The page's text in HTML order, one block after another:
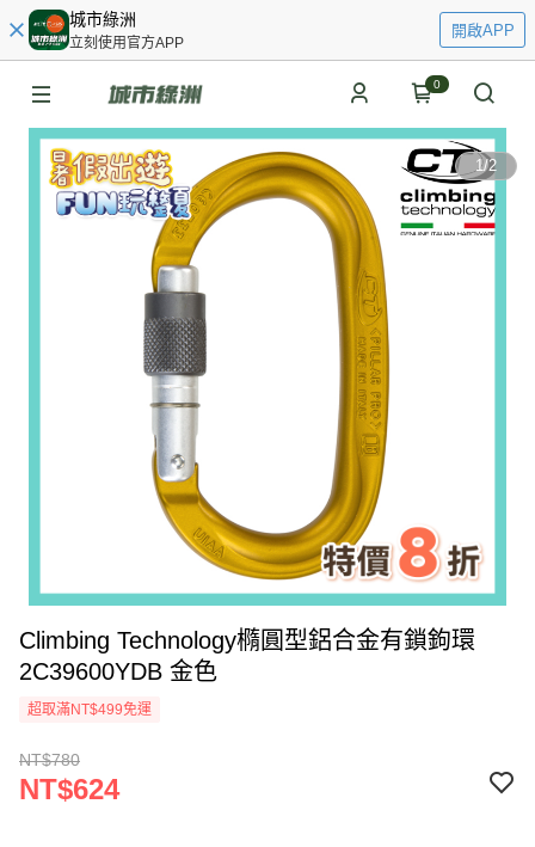
城市綠洲
立刻使用官方APP
開啟APP
0
1/2
Climbing Technology橢圓型鋁合金有鎖鉤環
2C39600YDB 金色
超取滿NT$499免運
NT$780
NT$624